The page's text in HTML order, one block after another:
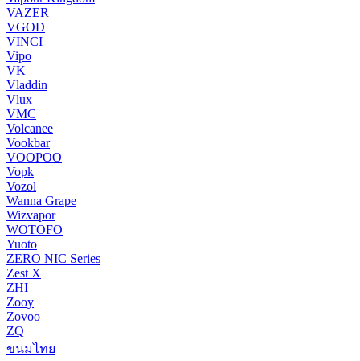
VAZER
VGOD
VINCI
Vipo
VK
Vladdin
Vlux
VMC
Volcanee
Vookbar
VOOPOO
Vopk
Vozol
Wanna Grape
Wizvapor
WOTOFO
Yuoto
ZERO NIC Series
Zest X
ZHI
Zooy
Zovoo
ZQ
ขนมไทย